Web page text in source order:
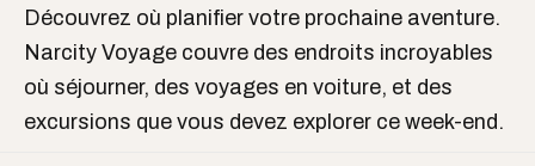
Découvrez où planifier votre prochaine aventure.
Narcity Voyage couvre des endroits incroyables
où séjourner, des voyages en voiture, et des
excursions que vous devez explorer ce week-end.